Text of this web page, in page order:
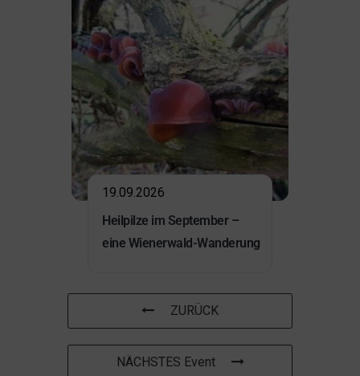
19.09.2026
Heilpilze im September –
eine Wienerwald-Wanderung
ZURÜCK
NÄCHSTES Event